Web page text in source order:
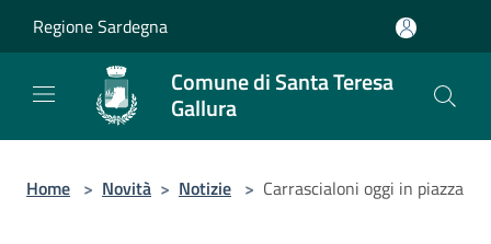
Regione Sardegna
Comune di Santa Teresa
Gallura
Home > Novità > Notizie > Carrascialoni oggi in piazza